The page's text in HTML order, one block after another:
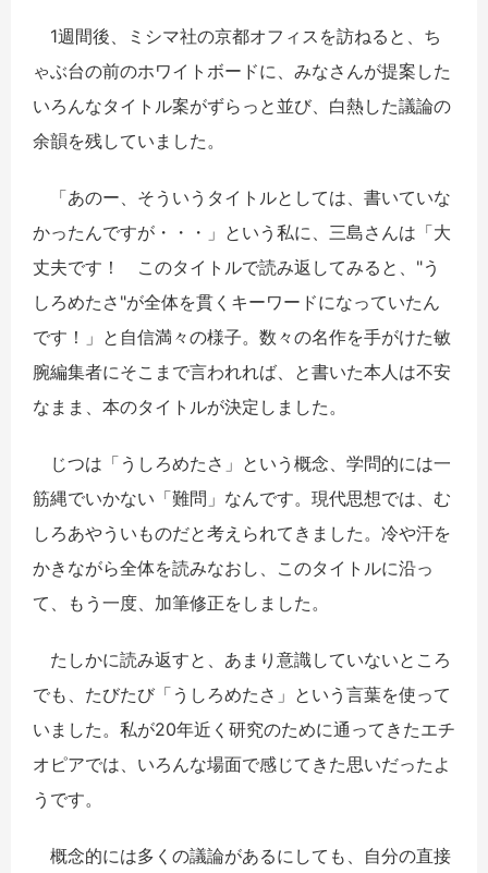
1週間後、ミシマ社の京都オフィスを訪ねると、ち
ゃぶ台の前のホワイトボードに、みなさんが提案した
いろんなタイトル案がずらっと並び、白熱した議論の
余韻を残していました。
「あのー、そういうタイトルとしては、書いていな
かったんですが・・・」という私に、三島さんは「大
丈夫です！ このタイトルで読み返してみると、"う
しろめたさ"が全体を貫くキーワードになっていたん
です！」と自信満々の様子。数々の名作を手がけた敏
腕編集者にそこまで言われれば、と書いた本人は不安
なまま、本のタイトルが決定しました。
じつは「うしろめたさ」という概念、学問的には一
筋縄でいかない「難問」なんです。現代思想では、む
しろあやういものだと考えられてきました。冷や汗を
かきながら全体を読みなおし、このタイトルに沿っ
て、もう一度、加筆修正をしました。
たしかに読み返すと、あまり意識していないところ
でも、たびたび「うしろめたさ」という言葉を使って
いました。私が20年近く研究のために通ってきたエチ
オピアでは、いろんな場面で感じてきた思いだったよ
うです。
概念的には多くの議論があるにしても、自分の直接